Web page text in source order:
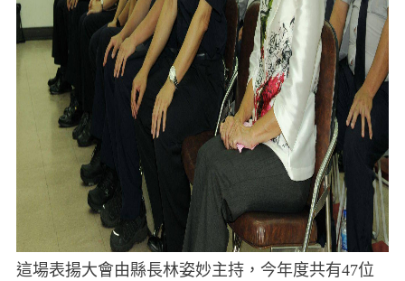
這場表揚大會由縣長林姿妙主持，今年度共有47位